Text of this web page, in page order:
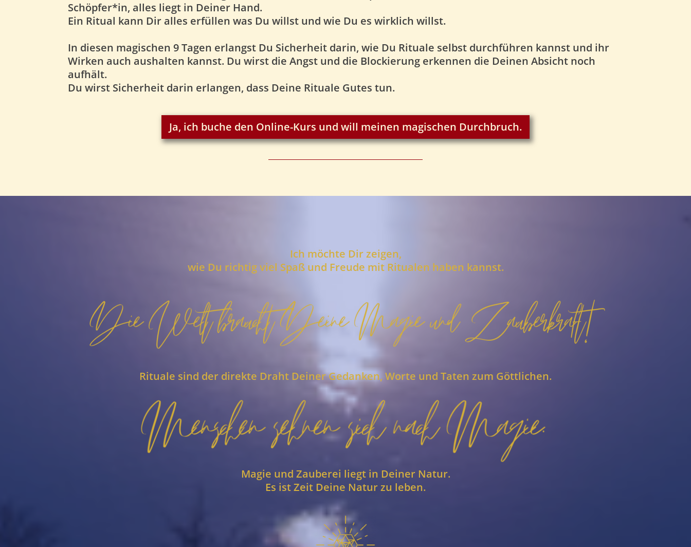
Schöpfer*in, alles liegt in Deiner Hand.
Ein Ritual kann Dir alles erfüllen was Du willst und wie Du es wirklich willst.
In diesen magischen 9 Tagen erlangst Du Sicherheit darin, wie Du Rituale selbst durchführen kannst und ihr
Wirken auch aushalten kannst. Du wirst die Angst und die Blockierung erkennen die Deinen Absicht noch
aufhält.
Du wirst Sicherheit darin erlangen, dass Deine Rituale Gutes tun.
Ja, ich buche den Online-Kurs und will meinen magischen Durchbruch.
Ich möchte Dir zeigen,
wie Du richtig viel Spaß und Freude mit Ritualen haben kannst.
Rituale sind der direkte Draht Deiner Gedanken, Worte und Taten zum Göttlichen.
Magie und Zauberei liegt in Deiner Natur.
Es ist Zeit Deine Natur zu leben.